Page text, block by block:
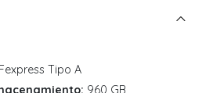
Tipo A